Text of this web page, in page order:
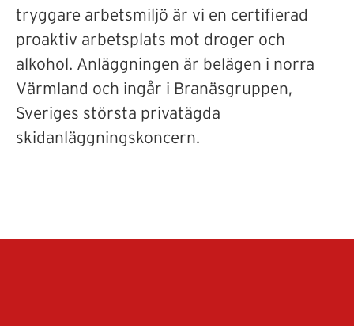
tryggare arbetsmiljö är vi en certifierad
proaktiv arbetsplats mot droger och
alkohol. Anläggningen är belägen i norra
Värmland och ingår i Branäsgruppen,
Sveriges största privatägda
skidanläggningskoncern.